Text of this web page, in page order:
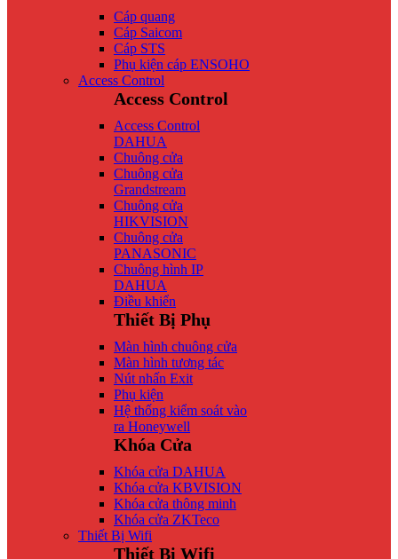
Cáp quang
Cáp Saicom
Cáp STS
Phụ kiện cáp ENSOHO
Access Control
Access Control
Access Control
DAHUA
Chuông cửa
Chuông cửa
Grandstream
Chuông cửa
HIKVISION
Chuông cửa
PANASONIC
Chuông hình IP
DAHUA
Điều khiển
Thiết Bị Phụ
Màn hình chuông cửa
Màn hình tương tác
Nút nhấn Exit
Phụ kiện
Hệ thống kiểm soát vào
ra Honeywell
Khóa Cửa
Khóa cửa DAHUA
Khóa cửa KBVISION
Khóa cửa thông minh
Khóa cửa ZKTeco
Thiết Bị Wifi
Thiết Bị Wifi